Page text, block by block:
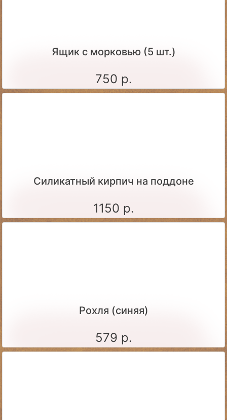
Ящик c морковью (5 шт.)
750 р.
Силикатный кирпич на поддоне
1150 р.
Рохля (синяя)
579 р.